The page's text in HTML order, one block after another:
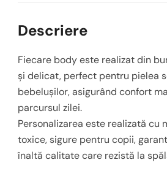
Descriere
Fiecare body este realizat din
și delicat, perfect pentru pielea
bebelușilor, asigurând confort
parcursul zilei.
Personalizarea este realizată cu
toxice, sigure pentru copii,
înaltă calitate care rezistă la